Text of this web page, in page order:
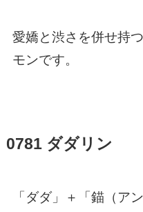
愛嬌と渋さを併せ持
モンです。
0781 ダダリン
「ダダ」＋「錨（ア